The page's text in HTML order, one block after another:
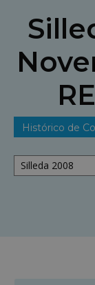
Histórico de
Histórico
de